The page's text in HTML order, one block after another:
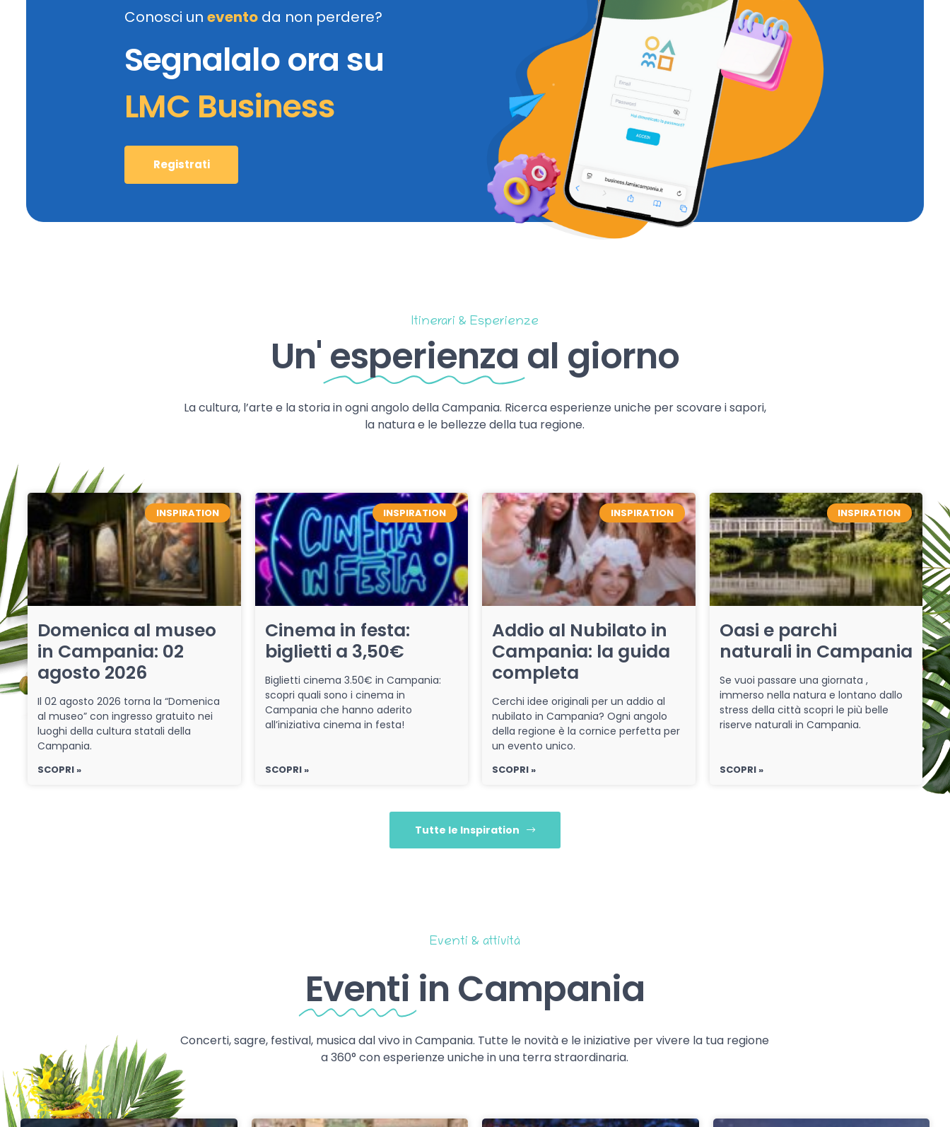
Conosci un evento da non perdere?
Segnalalo ora su
LMC Business
Registrati
Itinerari & Esperienze
Un' esperienza al giorno
La cultura, l’arte e la storia in ogni angolo della Campania. Ricerca esperienze uniche per scovare i sapori,
la natura e le bellezze della tua regione.
INSPIRATION
Domenica al museo
in Campania: 02
agosto 2026
Il 02 agosto 2026 torna la “Domenica
al museo” con ingresso gratuito nei
luoghi della cultura statali della
Campania.
SCOPRI »
INSPIRATION
Cinema in festa:
biglietti a 3,50€
Biglietti cinema 3.50€ in Campania:
scopri quali sono i cinema in
Campania che hanno aderito
all’iniziativa cinema in festa!
SCOPRI »
INSPIRATION
Addio al Nubilato in
Campania: la guida
completa
Cerchi idee originali per un addio al
nubilato in Campania? Ogni angolo
della regione è la cornice perfetta per
un evento unico.
SCOPRI »
INSPIRATION
Oasi e parchi
naturali in Campania
Se vuoi passare una giornata ,
immerso nella natura e lontano dallo
stress della città scopri le più belle
riserve naturali in Campania.
SCOPRI »
Tutte le Inspiration
Eventi & attività
Eventi in Campania
Concerti, sagre, festival, musica dal vivo in Campania. Tutte le novità e le iniziative per vivere la tua regione
a 360° con esperienze uniche in una terra straordinaria.